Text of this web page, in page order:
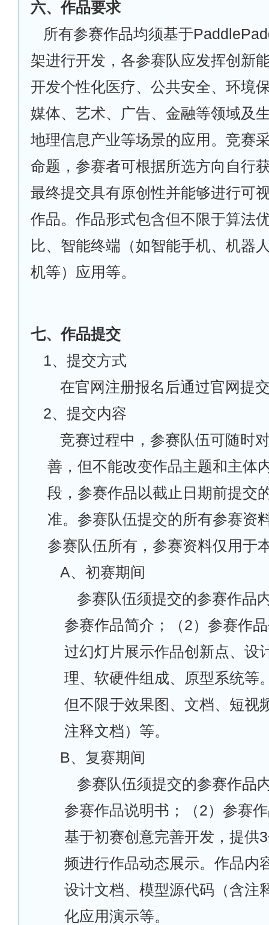
六、作品要求
所有参赛作品均须基于
架进行开发，各参赛队应发挥创新
开发个性化医疗、公共安全、环境
媒体、艺术、广告、金融等领域及
地理信息产业等场景的应用。竞赛
命题，参赛者可根据所选方向自行
最终提交具有原创性并能够进行可
作品。作品形式包含但不限于算法
比、智能终端（如智能手机、机器
机等）应用等。
七、作品提交
1、提交方式
在官网注册报名后通过官网提
2、提交内容
竞赛过程中，参赛队伍可随时
善，但不能改变作品主题和主体
段，参赛作品以截止日期前提交
准。参赛队伍提交的所有参赛资
参赛队伍所有，参赛资料仅用于
A、初赛期间
参赛队伍须提交的参赛作品
参赛作品简介；（2）参赛作
过幻灯片展示作品创新点、设
理、软硬件组成、原型系统等
但不限于效果图、文档、短视
注释文档）等。
B、复赛期间
参赛队伍须提交的参赛作品
参赛作品说明书；（2）参赛
基于初赛创意完善开发，提供
频进行作品动态展示。作品内
设计文档、模型源代码（含注
化应用演示等。